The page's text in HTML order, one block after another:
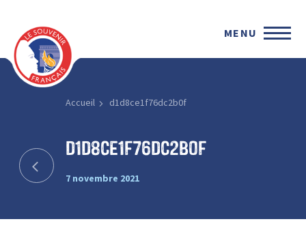
MENU
Accueil d1d8ce1f76dc2b0f
d1d8ce1f76dc2b0f
7 novembre 2021